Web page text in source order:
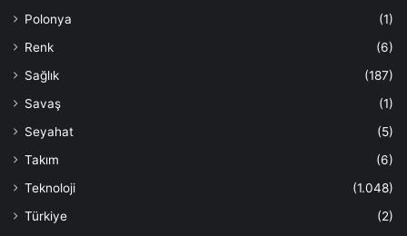
Polonya
(1)
Renk
(6)
Sağlık
(187)
Savaş
(1)
Seyahat
(5)
Takım
(6)
Teknoloji
(1.048)
Türkiye
(2)